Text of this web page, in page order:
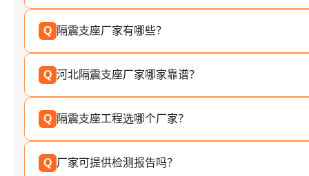
Q 隔震支座厂家有哪些？
Q 河北隔震支座厂家哪家靠谱？
Q 隔震支座工程选哪个厂家？
Q 厂家可提供检测报告吗？